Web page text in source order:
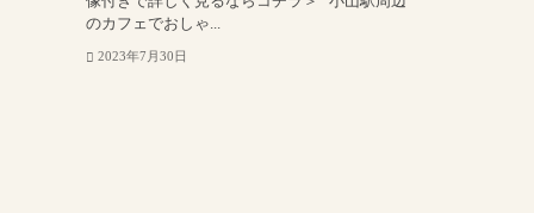
のカフェでおしゃ...
2023年7月30日